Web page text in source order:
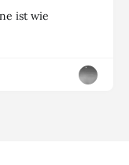
ist wie